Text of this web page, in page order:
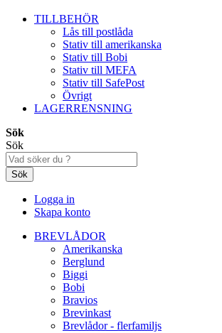
TILLBEHÖR
Lås till postlåda
Stativ till amerikanska
Stativ till Bobi
Stativ till MEFA
Stativ till SafePost
Övrigt
LAGERRENSNING
Sök
Sök
Sök
Logga in
Skapa konto
BREVLÅDOR
Amerikanska
Berglund
Biggi
Bobi
Bravios
Brevinkast
Brevlådor - flerfamiljs